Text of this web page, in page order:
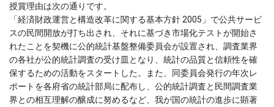
授賞理由は次の通りです。
「経済財政運営と構造改革に関する基本方針 2005」で公共サービ
スの民間開放が打ち出され、それに基づき市場化テストが開始さ
れたことを契機に公的統計基盤整備委員会が設置され、調査業界
の各社が公的統計調査の受け皿となり、統計の品質と信頼性を確
保するための活動をスタートした。また、同委員会発行の年次レ
ポートを各府省の統計部局に配布し、公的統計調査と民間調査業
界との相互理解の醸成に努めるなど、我が国の統計の進歩に顕著